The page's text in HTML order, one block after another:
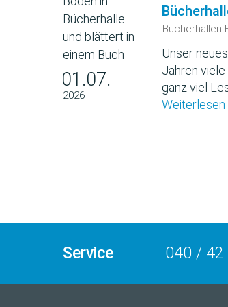
01.07.
2026
Bücherhallen
Unser
Jahren
ganz viel
Weiterlesen
Service 040 / 42